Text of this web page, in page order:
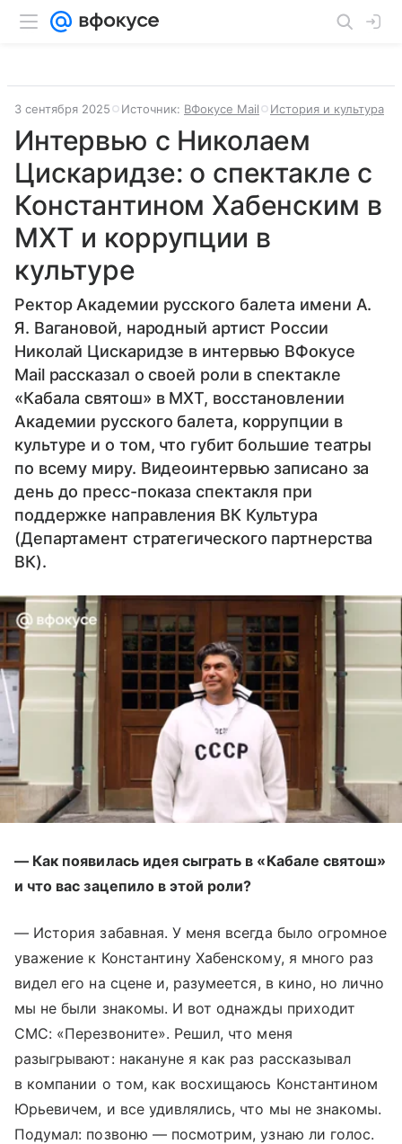
3 сентября 2025 Источник: ВФокусе Mail История и культура
Интервью с Николаем
Цискаридзе: о спектакле с
Константином Хабенским в
МХТ и коррупции в
культуре
Ректор Академии русского балета имени А.
Я. Вагановой, народный артист России
Николай Цискаридзе в интервью ВФокусе
Mail рассказал о своей роли в спектакле
«Кабала святош» в МХТ, восстановлении
Академии русского балета, коррупции в
культуре и о том, что губит большие театры
по всему миру. Видеоинтервью записано за
день до пресс-показа спектакля при
поддержке направления ВК Культура
(Департамент стратегического партнерства
ВК).
— Как появилась идея сыграть в «Кабале святош»
и что вас зацепило в этой роли?
— История забавная. У меня всегда было огромное
уважение к Константину Хабенскому, я много раз
видел его на сцене и, разумеется, в кино, но лично
мы не были знакомы. И вот однажды приходит
СМС: «Перезвоните». Решил, что меня
разыгрывают: накануне я как раз рассказывал
в компании о том, как восхищаюсь Константином
Юрьевичем, и все удивлялись, что мы не знакомы.
Подумал: позвоню — посмотрим, узнаю ли голос.